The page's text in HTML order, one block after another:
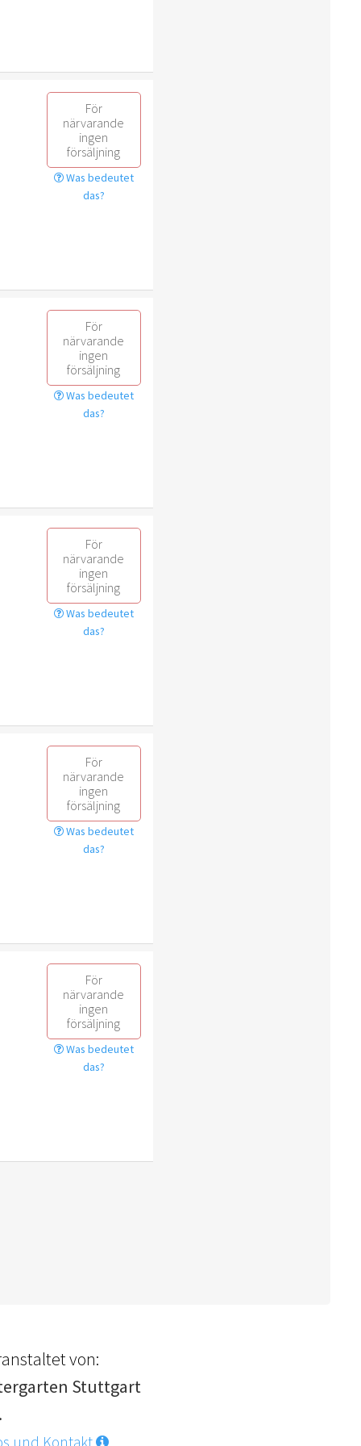
För
närvarande
ingen
försäljning
Was bedeutet
das?
För
närvarande
ingen
försäljning
Was bedeutet
das?
För
närvarande
ingen
försäljning
Was bedeutet
das?
För
närvarande
ingen
försäljning
Was bedeutet
das?
För
närvarande
ingen
försäljning
Was bedeutet
das?
von:
Stuttgart
und Kontakt